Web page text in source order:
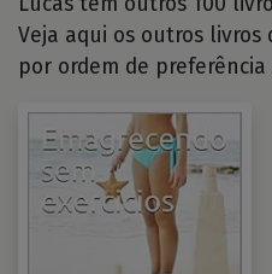
Veja aqui os outros livros
por ordem de preferência